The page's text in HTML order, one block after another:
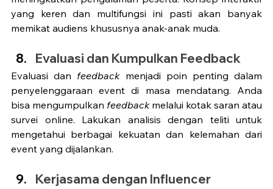
yang keren dan multifungsi ini pasti akan banyak
memikat audiens khususnya anak-anak muda.
Evaluasi dan Kumpulkan Feedback
Evaluasi dan feedback menjadi poin penting dalam
penyelenggaraan event di masa mendatang. Anda
bisa mengumpulkan feedback melalui kotak saran atau
survei online. Lakukan analisis dengan teliti untuk
mengetahui berbagai kekuatan dan kelemahan dari
event yang dijalankan.
Kerjasama dengan Influencer